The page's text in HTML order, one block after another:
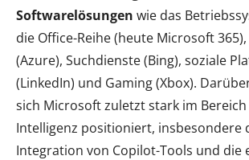
Softwarelösungen wie das
die Office-Reihe (heute Microsoft
(Azure), Suchdienste (Bing), soziale
(LinkedIn) und Gaming (Xbox).
sich Microsoft zuletzt stark im
Intelligenz positioniert, insbesondere
Integration von Copilot-Tools und die